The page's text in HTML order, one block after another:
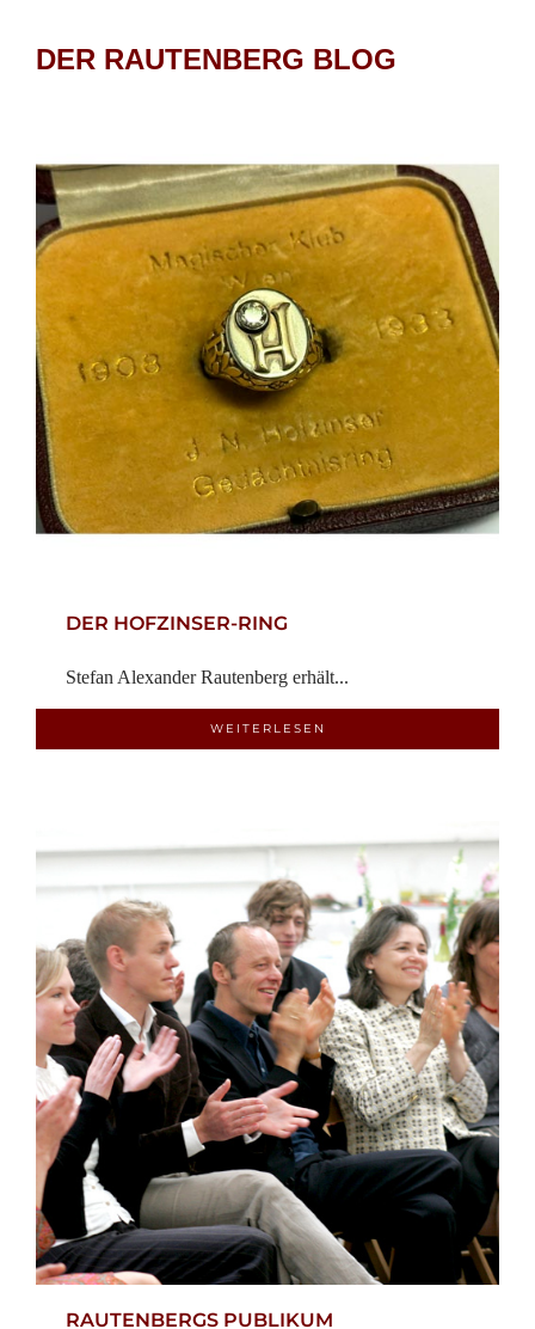
DER RAUTENBERG BLOG
DER HOFZINSER-RING
Stefan Alexander Rautenberg erhält...
WEITERLESEN
RAUTENBERGS PUBLIKUM